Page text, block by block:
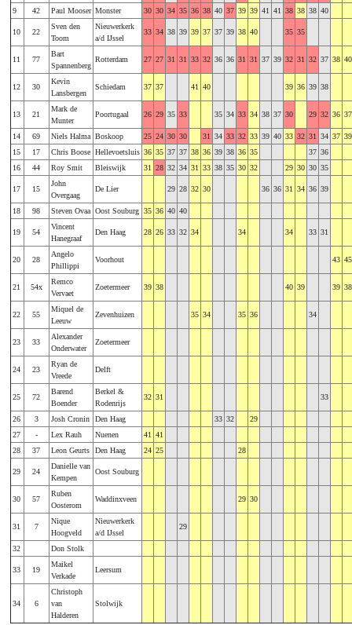
9 42 Paul Mooser Monster 30 30 34 35 36 38 40 37 39 39 41 41 38 38 38 40
10 22
Sven den
Toom
Nieuwerkerk
a/d IJssel
33 34 38 39 39 37 37 39 38 40 35 35
11 77
Bart
Spannenberg
Rotterdam 27 27 31 31 33 32 36 36 31 31 37 39 32 31 32 37 38 40
12 30
Kevin
Lansbergen
Schiedam 37 37 41 40 39 36 39 38
13 21
Mark de
Munter
Poortugaal 26 29 35 33 35 34 33 34 38 37 30 29 32 36 37
14 69 Niels Halma Boskoop 25 24 30 30 31 34 33 32 33 39 40 33 32 31 34 37 39
15
17 Chris Boose Hellevoetsluis 36 35 37 37 38 36 39 38 36 35 37 36
16
44 Roy Smit Bleiswijk 31 28 32 34 31 33 38 35 30 32 29 30 30 35
17 15
John
Overgaag
De Lier 29 28 32 30 36 36 31 34 36 39
18 98 Steven Ovaa Oost Souburg 35 36 40 40
19 54
Vincent
Hanegraaf
Den Haag 28 26 33 32 34 34 34 33 31
20 28
Angelo
Phillippi
Voorhout 43 45
21 54x
Remco
Vervaet
Zoetermeer 39 38 40 39 39 38
22 55
Miquel de
Leeuw
Zevenhuizen 35 34 35 36 34
23 33
Alexander
Onderwater
Zoetermeer
24 23
Ryan de
Vreede
Delft
25 72
Barend
Boender
Berkel &
Rodenrijs
32 31 33
26 3 Josh Cronin Den Haag 33 32
29
27
- Lex Rauh Nuenen 41
41
28
37 Leon Geurts Den Haag 24 25 28
29 24
Danielle van
Kempen
Oost Souburg
30 57
Ruben
Oosterom
Waddinxveen 29 30
31 7
Nique
Hoogveld
Nieuwerkerk
a/d IJssel
29
32 Don Stolk
33 19
Maikel
Verkade
Leersum
34 6
Christoph
van
Halderen
Stolwijk